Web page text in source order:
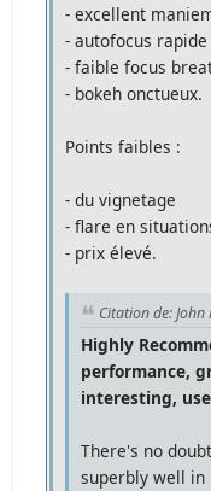
- excellent
- autofocus
- faible focus
- bokeh onctueux.
Points faibles :
- du vignetage
- flare en
- prix élevé.
Citation de: John
Highly
performance,
interesting,
There's no
superbly well in